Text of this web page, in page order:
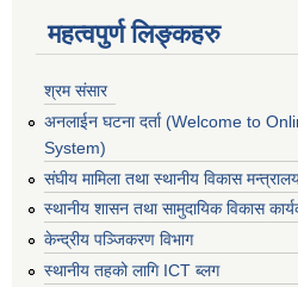
महत्वपुर्ण लिङ्कहरु
श्रम संसार
अनलाईन घटना दर्ता (Welcome to
System)
संघीय मामिला तथा स्थानीय विकास
स्थानीय शासन तथा सामुदायिक विकास
केन्द्रीय पञ्जिकरण विभाग
स्थानीय तहको लागि ICT ब्लग